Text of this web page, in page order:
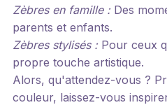
Zèbres en famille :Des
parents et enfants.
Zèbres stylisés :Pour ceux
propre touche artistique.
Alors, qu'attendez-vous ?
couleur, laissez-vous